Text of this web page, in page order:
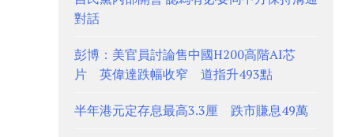
對話
彭博：美官員討論售中國H200高階AI芯
片 英偉達跌幅收窄 道指升493點
半年港元定存息最高3.3厘 跌市賺息49萬